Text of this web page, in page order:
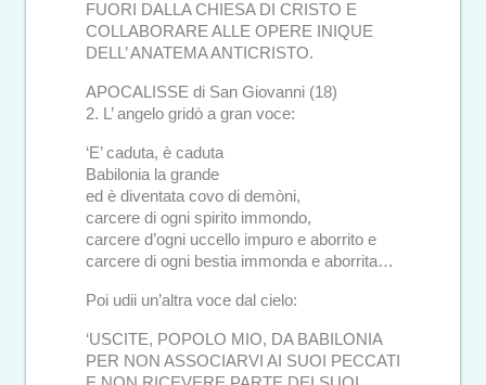
FUORI DALLA CHIESA DI CRISTO E
COLLABORARE ALLE OPERE INIQUE
DELL’ ANATEMA ANTICRISTO.
APOCALISSE di San Giovanni (18)
2. L’ angelo gridò a gran voce:
‘E’ caduta, è caduta
Babilonia la grande
ed è diventata covo di demòni,
carcere di ogni spirito immondo,
carcere d’ogni uccello impuro e aborrito e
carcere di ogni bestia immonda e aborrita…
Poi udii un’altra voce dal cielo:
‘USCITE, POPOLO MIO, DA BABILONIA
PER NON ASSOCIARVI AI SUOI PECCATI